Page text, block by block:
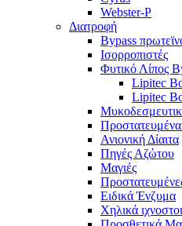
Webster-P
Διατροφή
Bypass
Ισορροπιστές
Φυτικό Λίπος
Lipitec
Lipitec
Ανιονική Δίαιτα
Πηγές Αζώτου
Μαγιές
Ειδικά Ένζυμα
Χηλικά